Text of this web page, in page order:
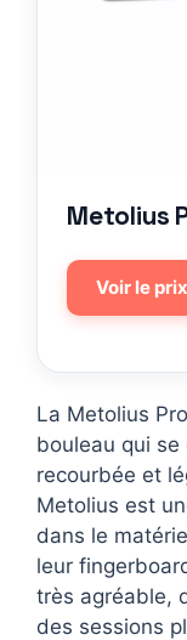
Metolius
Voir le
La Metolius
bouleau qui
recourbée et
Metolius est
dans le
leur
très agréable,
des sessions